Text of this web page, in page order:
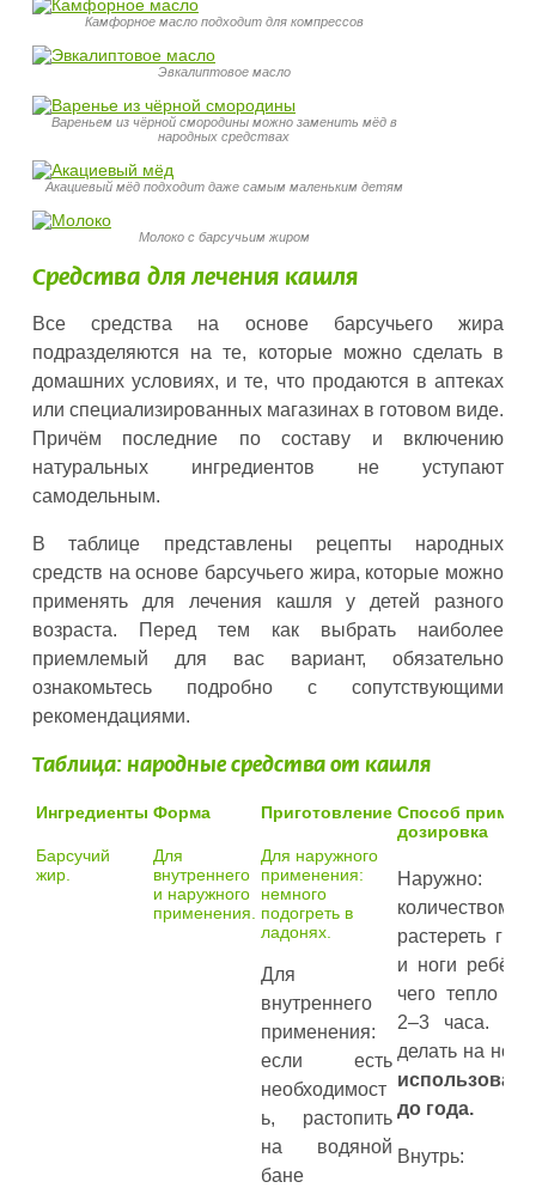
Камфорное масло подходит для компрессов
Эвкалиптовое масло
Вареньем из чёрной смородины можно заменить мёд в
народных средствах
Акациевый мёд подходит даже самым маленьким детям
Молоко с барсучьим жиром
Средства для лечения кашля
Все средства на основе барсучьего жира
подразделяются на те, которые можно сделать в
домашних условиях, и те, что продаются в аптеках
или специализированных магазинах в готовом виде.
Причём последние по составу и включению
натуральных ингредиентов не уступают
самодельным.
В таблице представлены рецепты народных
средств на основе барсучьего жира, которые можно
применять для лечения кашля у детей разного
возраста. Перед тем как выбрать наиболее
приемлемый для вас вариант, обязательно
ознакомьтесь подробно с сопутствующими
рекомендациями.
Таблица: народные средства от кашля
Ингредиенты Форма Приготовление Способ
дозировка
Барсучий
жир.
Для
внутреннего
и наружного
применения.
Для наружного
применения:
немного
подогреть в
ладонях.
Для
внутреннего
применения:
если есть
необходимост
ь, растопить
на водяной
бане
Наружно:
растереть
и ноги
чего тепло
2–3 часа.
делать на
до года.
Внутрь: